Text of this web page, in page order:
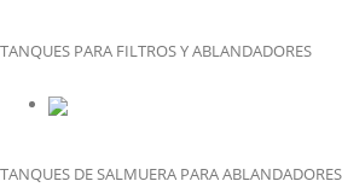
TANQUES PARA FILTROS Y ABLANDADORES
TANQUES DE SALMUERA PARA ABLANDADORES